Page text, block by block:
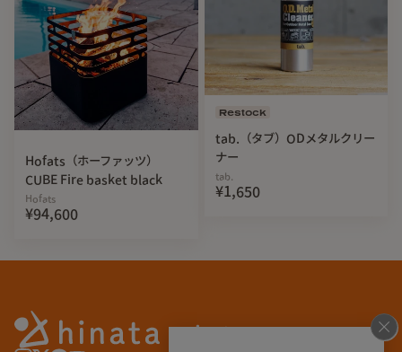
Hofats（ホーファッツ）
CUBE Fire basket black
Hofats
¥94,600
Restock
tab.（タブ）ODメタルクリー
ナー
tab.
¥1,650